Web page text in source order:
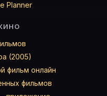
Planner
(2005)
фильм онлайн
фильмов